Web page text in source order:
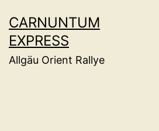
Inhalt
springen
CARNUNTUM
EXPRESS
Allgäu Orient Rallye